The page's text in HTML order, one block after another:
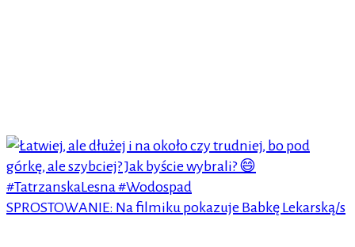
SPROSTOWANIE: Na filmiku pokazuje Babkę Lekarską/s